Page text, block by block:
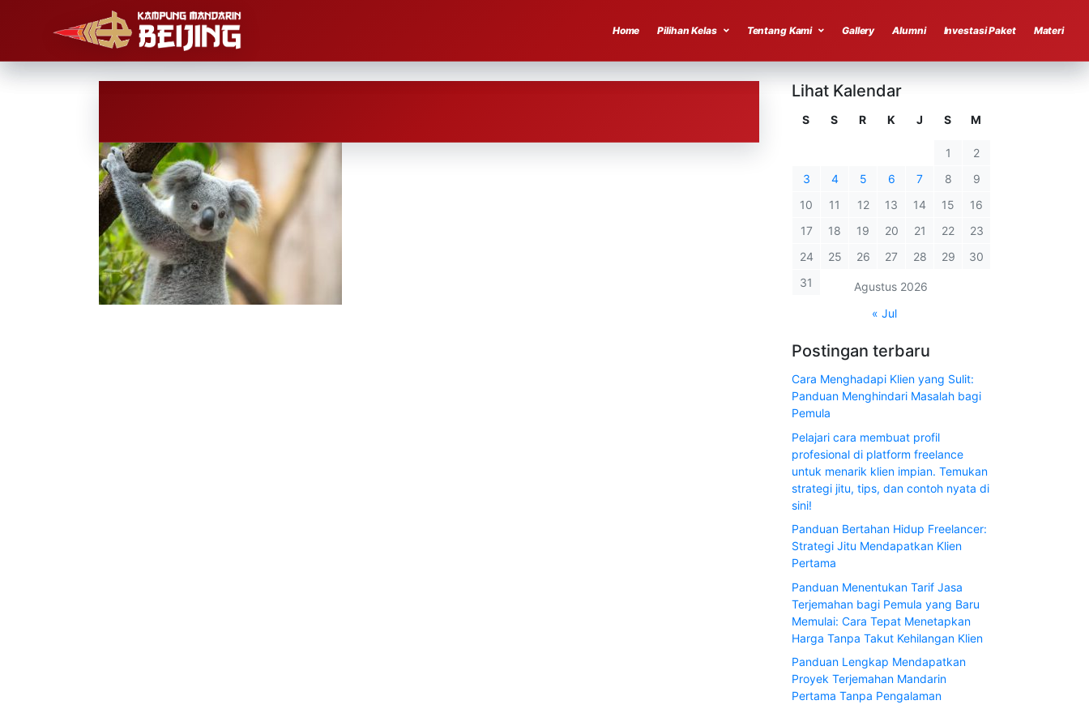
Home Pilihan Kelas Tentang Kami Gallery Alumni Investasi Paket Materi
Lihat Kalendar
Agustus 2026
S S R K J S M
1
2
3
4 5 6 7 8
9
10
11 12 13 14 15
16
17
18 19 20 21 22
23
24
25 26 27 28 29
30
31
« Jul
Postingan terbaru
Cara Menghadapi Klien yang Sulit:
Panduan Menghindari Masalah bagi
Pemula
Pelajari cara membuat profil
profesional di platform freelance
untuk menarik klien impian. Temukan
strategi jitu, tips, dan contoh nyata di
sini!
Panduan Bertahan Hidup Freelancer:
Strategi Jitu Mendapatkan Klien
Pertama
Panduan Menentukan Tarif Jasa
Terjemahan bagi Pemula yang Baru
Memulai: Cara Tepat Menetapkan
Harga Tanpa Takut Kehilangan Klien
Panduan Lengkap Mendapatkan
Proyek Terjemahan Mandarin
Pertama Tanpa Pengalaman